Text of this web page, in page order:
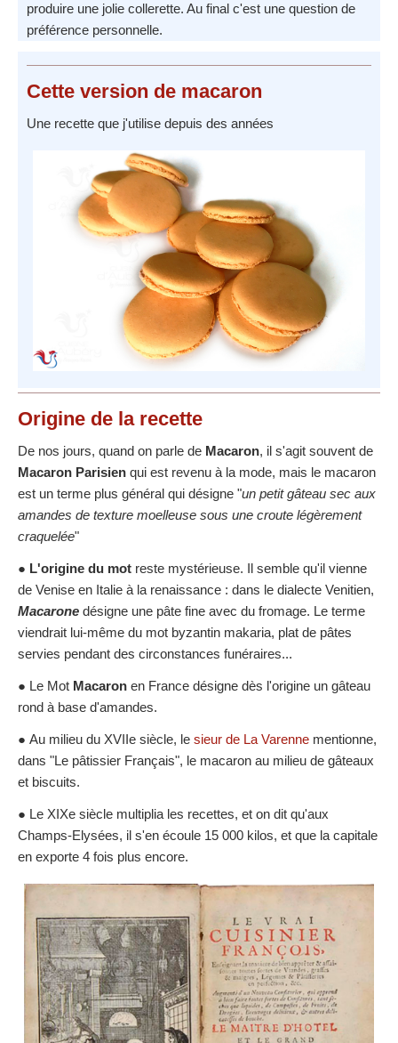
produire une jolie collerette. Au final c'est une question de
préférence personnelle.
Cette version de macaron
Une recette que j'utilise depuis des années
Origine de la recette
De nos jours, quand on parle de Macaron, il s'agit souvent de
Macaron Parisien qui est revenu à la mode, mais le macaron
est un terme plus général qui désigne "un petit gâteau sec aux
amandes de texture moelleuse sous une croute légèrement
craquelée"
● L'origine du mot reste mystérieuse. Il semble qu'il vienne
de Venise en Italie à la renaissance : dans le dialecte Venitien,
Macarone désigne une pâte fine avec du fromage. Le terme
viendrait lui-même du mot byzantin makaria, plat de pâtes
servies pendant des circonstances funéraires...
● Le Mot Macaron en France désigne dès l'origine un gâteau
rond à base d'amandes.
● Au milieu du XVIIe siècle, le sieur de La Varenne mentionne,
dans "Le pâtissier Français", le macaron au milieu de gâteaux
et biscuits.
● Le XIXe siècle multiplia les recettes, et on dit qu'aux
Champs-Elysées, il s'en écoule 15 000 kilos, et que la capitale
en exporte 4 fois plus encore.